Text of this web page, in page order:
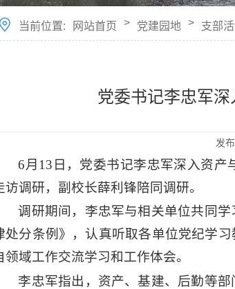
当前位置: 网站首页 > 党建园地 > 支部
党委书记李忠军
发
6月13日，党委书记李忠军深入资
访调研，副校长薛利锋陪同调研。
调研期间，李忠军与相关单位共同
处分条例》，认真听取各单位党纪学
领域工作交流学习和工作体会。
李忠军指出，资产、基建、后勤等